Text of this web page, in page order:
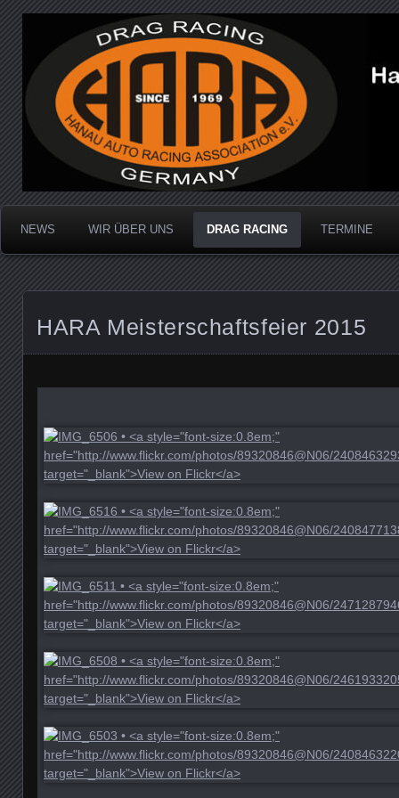
Hanau Auto Racing
Dragracing auf der 1/4 Meile
NEWS WIR ÜBER UNS DRAG RACING TERMINE
HARA Meisterschaftsfeier 2015